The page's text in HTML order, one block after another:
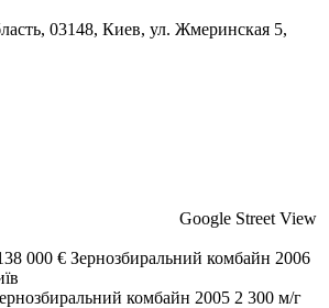
03148, Киев, ул. Жмеринская 5,
Google Street View
000 € Зернозбиральний комбайн 2006
комбайн 2005 2 300 м/г